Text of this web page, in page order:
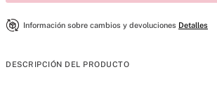
Información sobre cambios y devoluciones Detalles
DESCRIPCIÓN DEL PRODUCTO